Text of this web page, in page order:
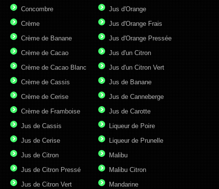
Concombre
Crème
Crème de Banane
Crème de Cacao
Crème de Cacao Blanc
Crème de Cassis
Crème de Cerise
Crème de Framboise
Jus d'Orange
Jus d'Orange Frais
Jus d'Orange Pressée
Jus d'un Citron
Jus d'un Citron Vert
Jus de Banane
Jus de Canneberge
Jus de Carotte
Jus de Cassis
Jus de Cerise
Jus de Citron
Jus de Citron Pressé
Jus de Citron Vert
Liqueur de Poire
Liqueur de Prunelle
Malibu
Malibu Citron
Mandarine